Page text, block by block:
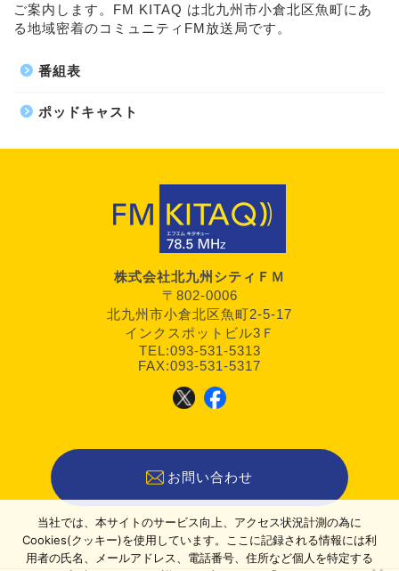
ご案内します。FM KITAQ は北九州市小倉北区魚町にあ
る地域密着のコミュニティFM放送局です。
番組表
ポッドキャスト
株式会社北九州シティＦＭ
〒802-0006
北九州市小倉北区魚町2-5-17
インクスポットビル3Ｆ
TEL:093-531-5313
FAX:093-531-5317
お問い合わせ
当社では、本サイトのサービス向上、アクセス状況計測の為に
Cookies(クッキー)を使用しています。ここに記録される情報には利
用者の氏名、メールアドレス、電話番号、住所など個人を特定する